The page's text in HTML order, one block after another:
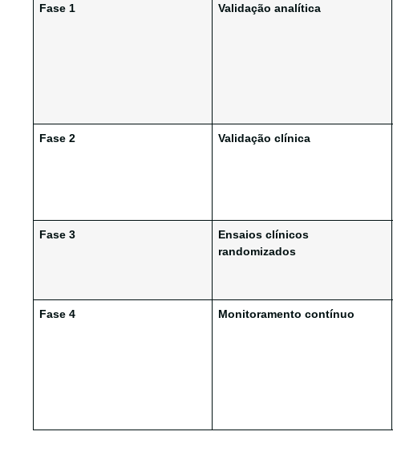
Fase 1 Validação analítica
Fase 2 Validação clínica
Fase 3
Ensaios clínicos
randomizados
Fase 4 Monitoramento contínuo